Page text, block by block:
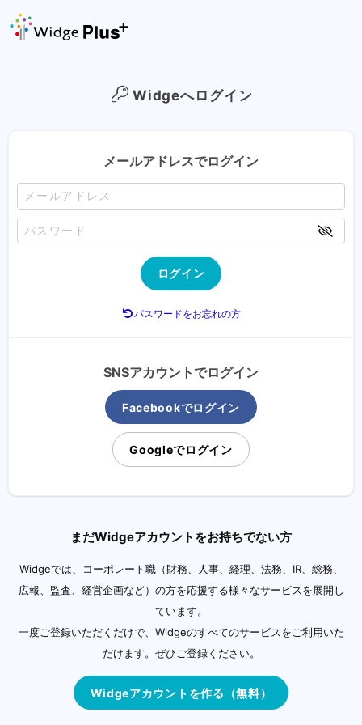
Widgeへログイン
メールアドレスでログイン
ログイン
パスワードをお忘れの方
SNSアカウントでログイン
Facebookでログイン
Googleでログイン
まだWidgeアカウントをお持ちでない方
Widgeでは、コーポレート職（財務、人事、経理、法務、IR、総務、
広報、監査、経営企画など）の方を応援する様々なサービスを展開し
ています。
一度ご登録いただくだけで、Widgeのすべてのサービスをご利用いた
だけます。ぜひご登録ください。
Widgeアカウントを作る（無料）